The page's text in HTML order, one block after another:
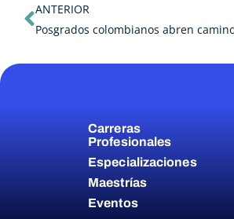
ANTERIOR
Carreras
Profesionales
Especializaciones
Maestrías
Eventos